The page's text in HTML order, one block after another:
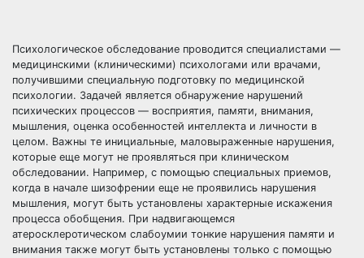
Психологическое обследование проводится специалистами —
медицинскими (клиническими) психологами или врачами,
получившими специальную подготовку по медицинской
психологии. Задачей является обнаружение нарушений
психических процессов — восприятия, памяти, внимания,
мышления, оценка особенностей интеллекта и личности в
целом. Важны те инициальные, маловыраженные нарушения,
которые еще могут не проявляться при клиническом
обследовании. Например, с помощью специальных приемов,
когда в начале шизофрении еще не проявились нарушения
мышления, могут быть установлены характерные искажения
процесса обобщения. При надвигающемся
атеросклеротическом слабоумии тонкие нарушения памяти и
внимания также могут быть установлены только с помощью